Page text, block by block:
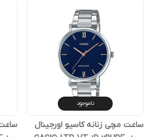
ناموجود
ساعت مچی زنانه کاسیو اورجینال